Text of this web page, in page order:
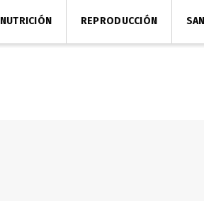
NUTRICIÓN REPRODUCCIÓN